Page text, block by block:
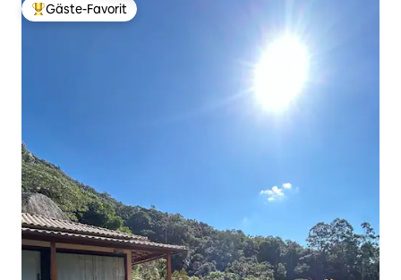
Beliebter Gäste-Favorit.
Gäste-Favorit